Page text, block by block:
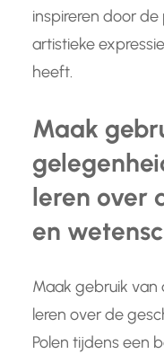
inspireren door
artistieke
heeft.
Maak
leren over
en
Maak gebruik
leren over de
Polen tijdens een